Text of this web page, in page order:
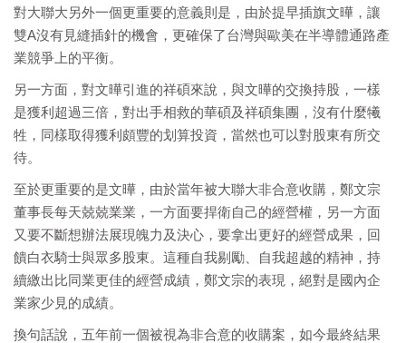
對大聯大另外一個更重要的意義則是，由於提早插旗文曄，讓
雙A沒有見縫插針的機會，更確保了台灣與歐美在半導體通路產
業競爭上的平衡。
另一方面，對文曄引進的祥碩來說，與文曄的交換持股，一樣
是獲利超過三倍，對出手相救的華碩及祥碩集團，沒有什麼犧
牲，同樣取得獲利頗豐的划算投資，當然也可以對股東有所交
待。
至於更重要的是文曄，由於當年被大聯大非合意收購，鄭文宗
董事長每天兢兢業業，一方面要捍衛自己的經營權，另一方面
又要不斷想辦法展現魄力及決心，要拿出更好的經營成果，回
饋白衣騎士與眾多股東。這種自我剔勵、自我超越的精神，持
續繳出比同業更佳的經營成績，鄭文宗的表現，絕對是國內企
業家少見的成績。
換句話說，五年前一個被視為非合意的收購案，如今最終結果